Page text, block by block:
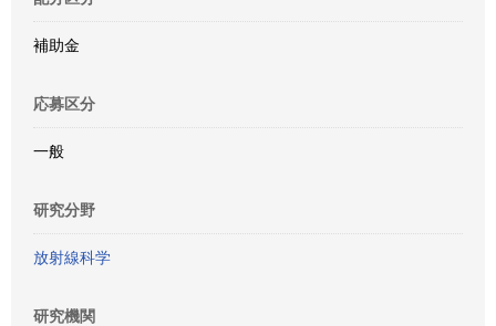
補助金
応募区分
一般
研究分野
放射線科学
研究機関